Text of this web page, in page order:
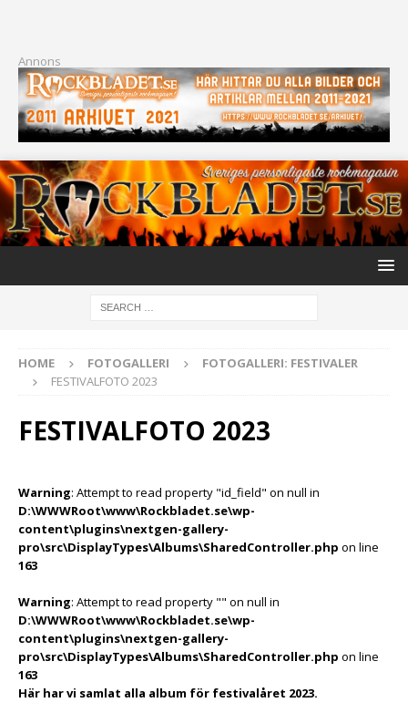
Annons
HOME FOTOGALLERI
FOTOGALLERI: FESTIVALER
FESTIVALFOTO 2023
FESTIVALFOTO 2023
Warning: Attempt to read property "id_field" on null in
D:\WWWRoot\www\Rockbladet.se\wp-
content\plugins\nextgen-gallery-
pro\src\DisplayTypes\Albums\SharedController.php on line
163
Warning: Attempt to read property "" on null in
D:\WWWRoot\www\Rockbladet.se\wp-
content\plugins\nextgen-gallery-
pro\src\DisplayTypes\Albums\SharedController.php on line
163
Här har vi samlat alla album för festivalåret 2023.